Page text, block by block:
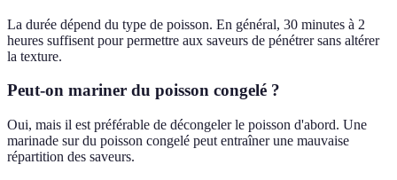
La durée dépend du type de poisson. En général, 30 minutes à 2
heures suffisent pour permettre aux saveurs de pénétrer sans altérer
la texture.
Peut-on mariner du poisson congelé ?
Oui, mais il est préférable de décongeler le poisson d'abord. Une
marinade sur du poisson congelé peut entraîner une mauvaise
répartition des saveurs.